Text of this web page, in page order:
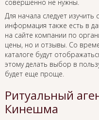
совершенно не нужны.
Для начала следует
информация также есть в
на сайте компании по
цены, но и отзывы. Со
каталоге будут
этому делать выбор в
будет еще проще.
Ритуальный
Кинешма